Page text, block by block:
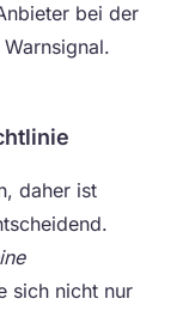
bei der
daher ist
sich nicht nur